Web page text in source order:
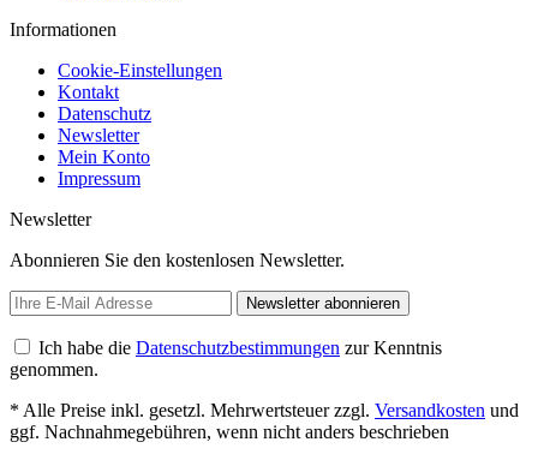
Informationen
Cookie-Einstellungen
Kontakt
Datenschutz
Newsletter
Mein Konto
Impressum
Newsletter
Abonnieren Sie den kostenlosen Newsletter.
Newsletter abonnieren
Ich habe die Datenschutzbestimmungen zur Kenntnis
genommen.
* Alle Preise inkl. gesetzl. Mehrwertsteuer zzgl. Versandkosten und
ggf. Nachnahmegebühren, wenn nicht anders beschrieben